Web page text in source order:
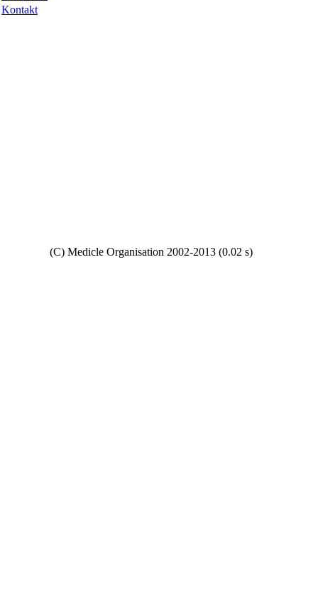
Kontakt
(C) Medicle Organisation 2002-2013 (0.02 s)